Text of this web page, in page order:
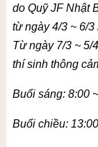
do Quỹ JF Nhật
từ ngày 4/3 ~ 6/
Từ ngày 7/3 ~ 5/
thí sinh thông
Buổi sáng:
Buổi chiều: